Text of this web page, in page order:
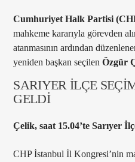
Cumhuriyet Halk Partisi
mahkeme kararıyla görevden
atanmasının ardından
yeniden başkan seçilenÖzgür
SARIYER İLÇE
GELDİ
Çelik, saat 15.04’te Sarıyer
CHP İstanbul İl Kongresi’nin